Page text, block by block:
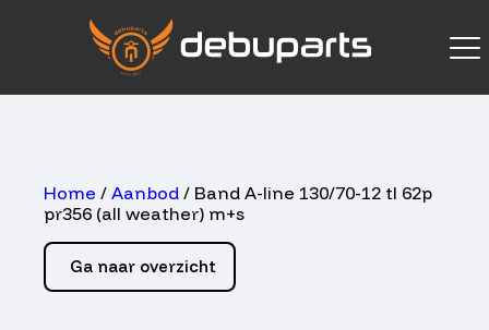
Home / Aanbod / Band A-line 130/70-12 tl 62p
pr356 (all weather) m+s
Ga naar overzicht